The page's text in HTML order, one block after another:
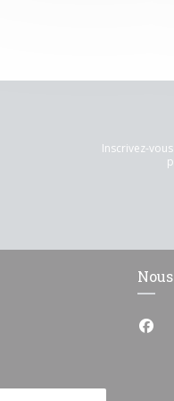
Inscrivez-